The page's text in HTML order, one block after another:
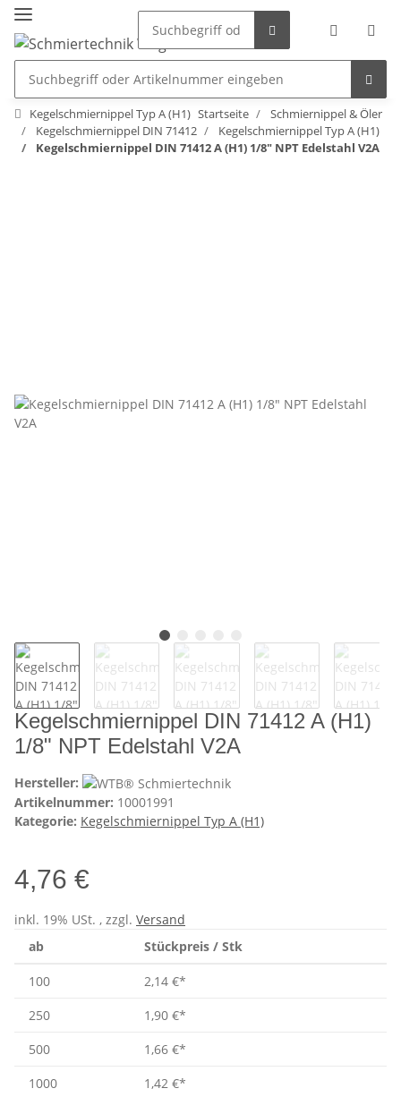
Kegelschmiernippel Typ A (H1) Startseite
Schmiernippel & Öler
Kegelschmiernippel DIN 71412
Kegelschmiernippel Typ A (H1)
Kegelschmiernippel DIN 71412 A (H1) 1/8" NPT Edelstahl V2A
Kegelschmiernippel DIN 71412 A (H1)
1/8" NPT Edelstahl V2A
Hersteller:
Artikelnummer: 10001991
Kategorie: Kegelschmiernippel Typ A (H1)
4,76 €
inkl. 19% USt. , zzgl. Versand
ab
Stückpreis / Stk
100 2,14 €*
250
1,90 €*
500
1,66 €*
1000
1,42 €*